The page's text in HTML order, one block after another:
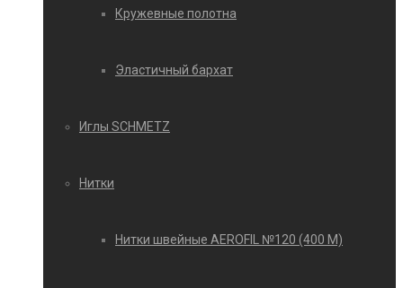
Кружевные полотна
Эластичный бархат
Иглы SCHMETZ
Нитки
Нитки швейные AEROFIL №120 (400 М)